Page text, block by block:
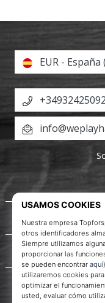
Acerca de
Servicio al
EUR - España
+34932425092